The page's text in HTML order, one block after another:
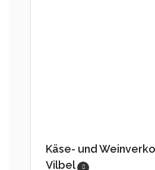
Käse- und
Vilbel